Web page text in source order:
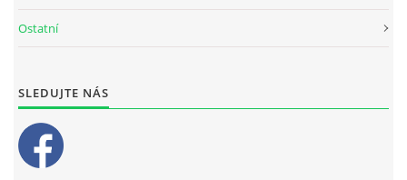
Ostatní
SLEDUJTE NÁS